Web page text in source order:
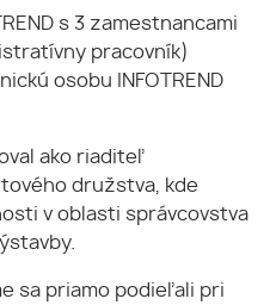
s 3 zamestnancami
pracovník)
osobu INFOTREND
ako riaditeľ
družstva, kde
v oblasti správcovstva
sa priamo podieľali pri